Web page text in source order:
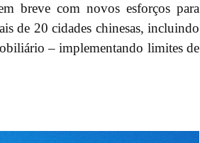
breve com novos esforços para
de 20 cidades chinesas, incluindo
– implementando limites de